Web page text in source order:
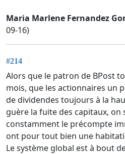
Maria Marlene Fernandez
09-16)
#214
Alors que le patron de BPost
mois, que les actionnaires un
de dividendes toujours à la
guère la fuite des capitaux,
constamment le précompte
ont pour tout bien une
Le système global est à bout